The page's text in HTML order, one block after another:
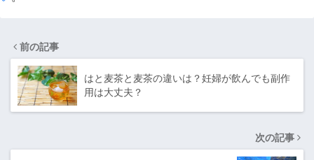
前の記事
はと麦茶と麦茶の違いは？妊婦が飲んでも副作
用は大丈夫？
次の記事